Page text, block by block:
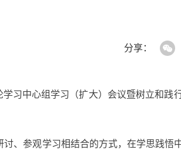
分享：
习中心组学习（扩大）会议暨树立和践
、参观学习相结合的方式，在学思践悟